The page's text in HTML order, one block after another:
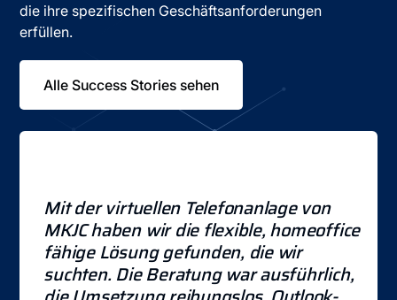
die ihre spezifischen Geschäftsanforderungen
erfüllen.
Alle Success Stories sehen
Mit der virtuellen Telefonanlage von
MKJC haben wir die flexible, homeoffice-
fähige Lösung gefunden, die wir
suchten. Die Beratung war ausführlich,